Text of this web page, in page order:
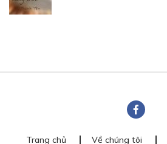
Trang chủ Về chúng tôi